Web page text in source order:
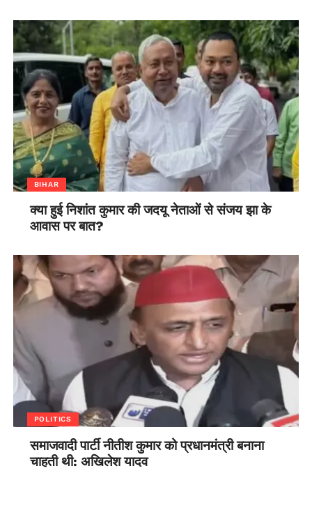
BIHAR
क्या हुई निशांत कुमार की जदयू नेताओं से संजय झा के
आवास पर बात?
POLITICS
समाजवादी पार्टी नीतीश कुमार को प्रधानमंत्री बनाना
चाहती थी: अखिलेश यादव